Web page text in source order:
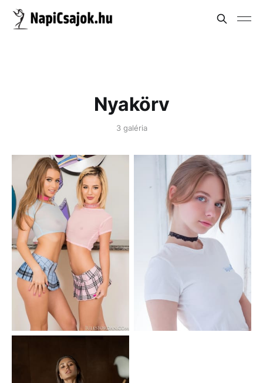
Nyakörv
3 galéria